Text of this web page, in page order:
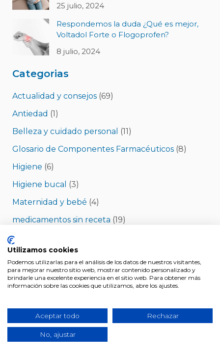
25 julio, 2024
Respondemos la duda ¿Qué es mejor,
Voltadol Forte o Flogoprofen?
8 julio, 2024
Categorias
Actualidad y consejos(69)
Antiedad (1)
Belleza y cuidado personal (11)
Glosario de Componentes Farmacéuticos(8)
Higiene (6)
Higiene bucal (3)
Maternidad y bebé (4)
medicamentos sin receta (19)
Medicamentos y tratamientos
Minerales (1)
Nutrición y complementos(44)
Pérdida de peso(1)
Productos de Farmacia y parafarmacia(5)
Salud(15)
Salud mujer(7)
Utilizamos cookies
Podemos utilizarlas para el análisis de los datos de nuestros visitantes,
para mejorar nuestro sitio web, mostrar contenido personalizado y
brindarle una excelente experiencia en el sitio web. Para obtener más
información sobre las cookies que utilizamos, abre los ajustes.
Aceptar todo Rechazar
No, ajustar